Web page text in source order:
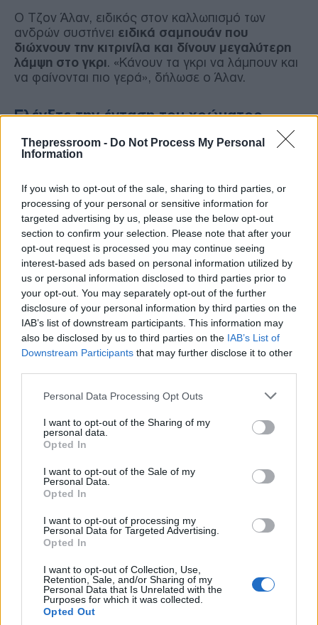
Thepressroom - Do Not Process My Personal
Information
If you wish to opt-out of the sale, sharing to third parties, or
processing of your personal or sensitive information for
targeted advertising by us, please use the below opt-out
section to confirm your selection. Please note that after your
opt-out request is processed you may continue seeing
interest-based ads based on personal information utilized by
us or personal information disclosed to third parties prior to
your opt-out. You may separately opt-out of the further
disclosure of your personal information by third parties on the
IAB’s list of downstream participants. This information may
also be disclosed by us to third parties on the IAB’s List of
Downstream Participants that may further disclose it to other
Please note that this website/app uses one or more Google
not limited to your visit or usage behaviour. You may click to
grant or deny consent to Google and its third-party tags to
use your data for below specified purposes in below Google
consent section.
Personal Data Processing Opt Outs
I want to opt-out of the Sharing of my
personal data.
Opted In
I want to opt-out of the Sale of my
Personal Data.
Opted In
I want to opt-out of processing my
Personal Data for Targeted Advertising.
Opted In
I want to opt-out of Collection, Use,
Retention, Sale, and/or Sharing of my
Personal Data that Is Unrelated with the
Purposes for which it was collected.
Opted Out
Ο Τζον Άλαν, ειδικός στον καλλωπισμό των
ανδρών συστήνει ειδικά σαμπουάν που
διώχνουν την κιτρινίλα και δίνουν μεγαλύτερη
λάμψη στο γκρι. «Κάνουν τα γκρι να λάμπουν και
να φαίνονται πιο γερά», δήλωσε ο Άλαν.
Ελέγξτε την ένταση του χρώματος
Ελέγξτε το χρώμα και δείτε τη λάμψη.
λίγο χρώμα και λάμψη»
, συμβουλεύει ο Άλαν.
Μην το παρακάνετε
Η συμβουλή του Άλαν λέει «λίγο χρώμα» και
προσθέτει: « Μην το παρακάνετεκαι γίνουν τα
μαλλιά σας γκρίζα και τα φρύδια σας είναι
κατάμαυρα ή κατάξανθα».
Μην τα αφήσετε μακριά
μακριά, λέει Jennifer J. Η λύση είναι όπως λέει
πάντα καλύτερα και πιο στιλπνά»